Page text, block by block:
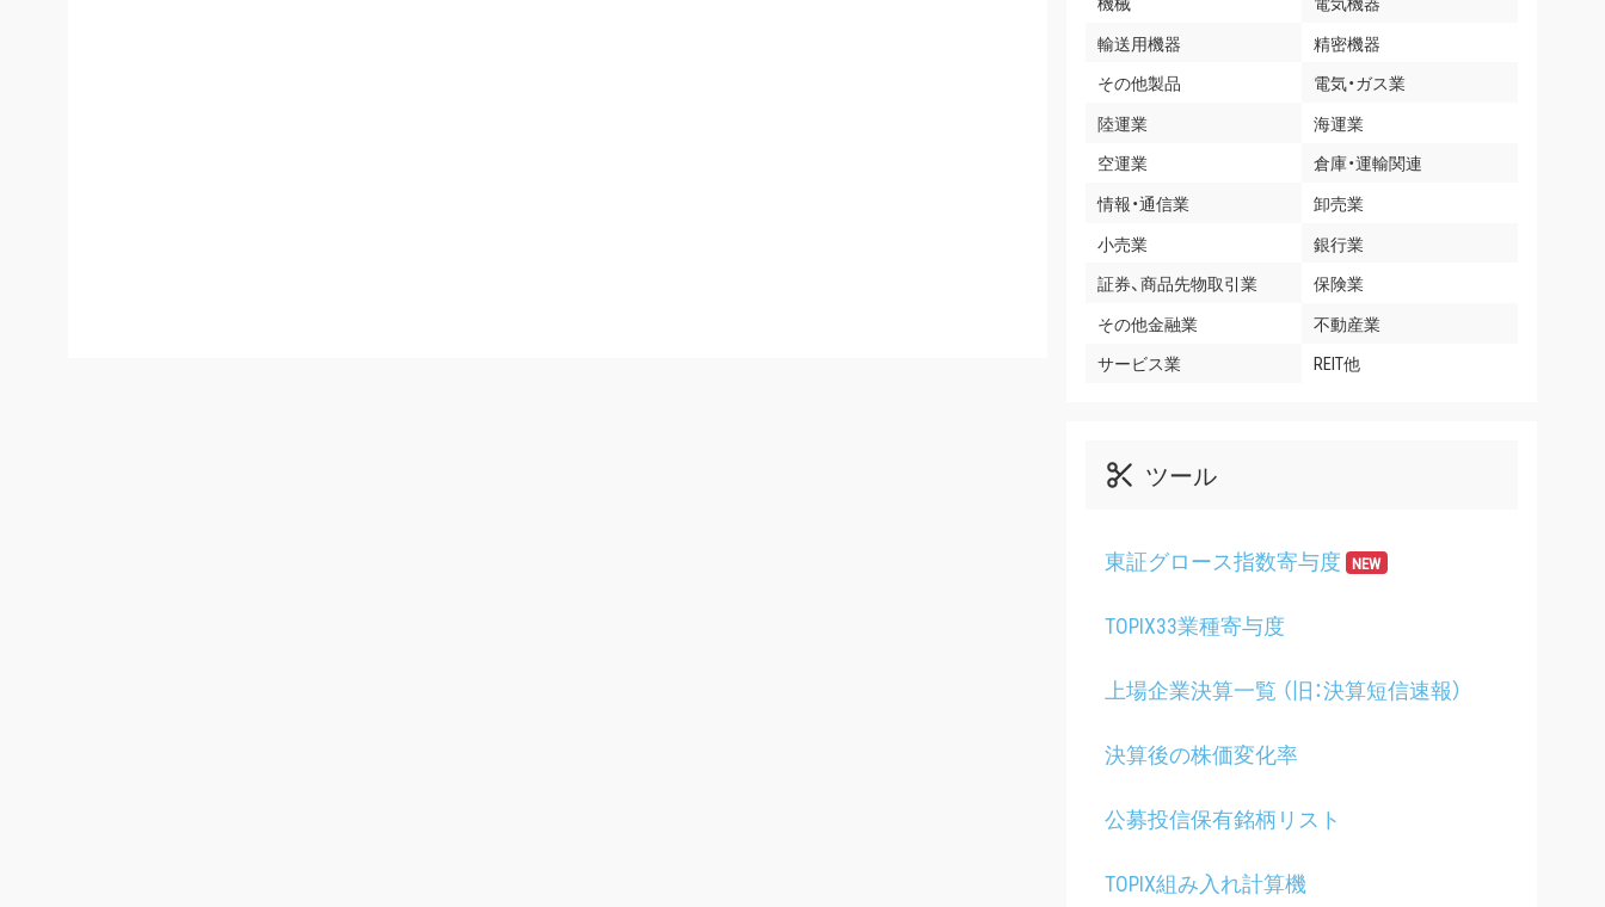
輸送用機器
精密機器
その他製品
電気・ガス業
陸運業
海運業
空運業
倉庫・運輸関連
情報・通信業
卸売業
小売業
銀行業
証券、商品先物取引業
保険業
その他金融業
不動産業
サービス業
REIT他
ツール
東証グロース指数寄与度 NEW
TOPIX33業種寄与度
上場企業決算一覧 （旧：決算短信速報）
決算後の株価変化率
公募投信保有銘柄リスト
TOPIX組み入れ計算機